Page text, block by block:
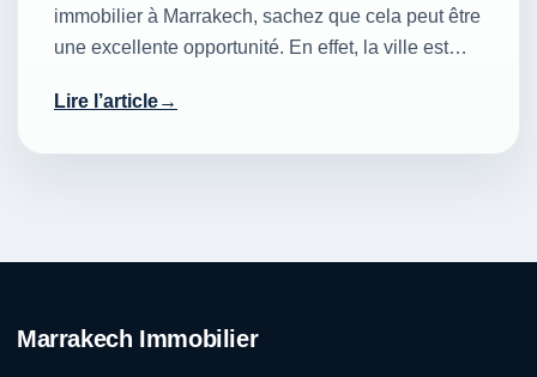
immobilier à Marrakech, sachez que cela peut être
une excellente opportunité. En effet, la ville est…
Lire l’article
Marrakech Immobilier